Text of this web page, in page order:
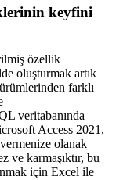
keyfini
özellik
oluşturmak artık
farklı
veritabanında
Access 2021,
olanak
ve karmaşıktır, bu
için Excel ile